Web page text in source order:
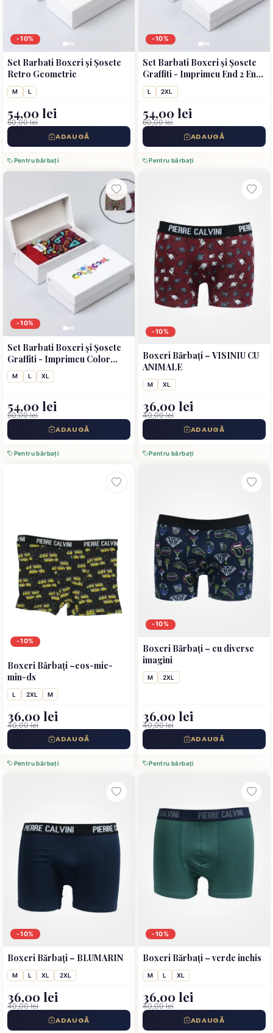
-10%
Set Barbati Boxeri și Șosete
Retro Geometric
M L
54,00 lei
60,00 lei
ADAUGĂ
Pentru bărbați
-10%
Set Barbati Boxeri și Șosete
Graffiti - Imprimeu End 2 End
Tulpar
L 2XL
54,00 lei
60,00 lei
ADAUGĂ
Pentru bărbați
-10%
Set Barbati Boxeri și Șosete
Graffiti - Imprimeu Color
Bomb
M L XL
54,00 lei
60,00 lei
ADAUGĂ
Pentru bărbați
-10%
Boxeri Bărbați – VISINIU CU
ANIMALE
M XL
36,00 lei
40,00 lei
ADAUGĂ
Pentru bărbați
-10%
Boxeri Bărbați –cos-mic-
min-ds
L 2XL M
36,00 lei
40,00 lei
ADAUGĂ
Pentru bărbați
-10%
Boxeri Bărbați – cu diverse
imagini
M 2XL
36,00 lei
40,00 lei
ADAUGĂ
Pentru bărbați
-10%
Boxeri Bărbați – BLUMARIN
M L XL 2XL
36,00 lei
40,00 lei
ADAUGĂ
-10%
Boxeri Bărbați – verde inchis
M L XL
36,00 lei
40,00 lei
ADAUGĂ